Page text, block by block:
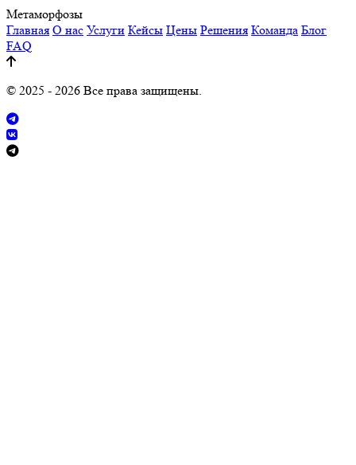
Метаморфозы
Главная О нас Услуги Кейсы Цены Решения Команда Блог
FAQ
© 2025 - 2026 Все права защищены.